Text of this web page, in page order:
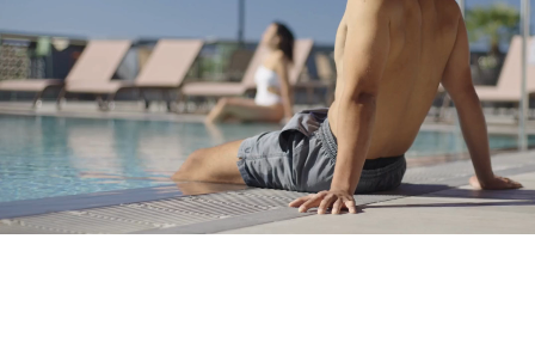
Entra amb Google
Inicia sessió només amb el mail
No t'has registrat encara ?
Crear-ne un compte